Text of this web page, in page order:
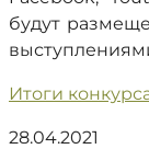
будут
Итоги
28.04.2021